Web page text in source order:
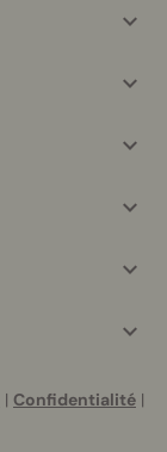
| Confidentialité |